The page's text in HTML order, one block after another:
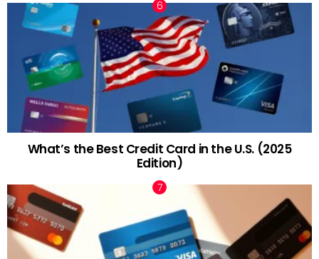
What’s the Best Credit Card in the U.S. (2025
Edition)